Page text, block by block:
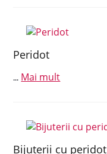
Peridot
... Mai mult
Bijuterii cu peridot